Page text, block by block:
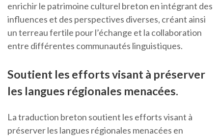
enrichir le patrimoine culturel breton en intégrant des
influences et des perspectives diverses, créant ainsi
un terreau fertile pour l’échange et la collaboration
entre différentes communautés linguistiques.
Soutient les efforts visant à préserver
les langues régionales menacées.
La traduction breton soutient les efforts visant à
préserver les langues régionales menacées en